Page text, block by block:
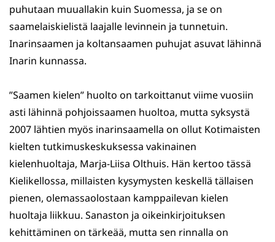
puhutaan muuallakin kuin Suomessa, ja se on
saamelaiskielistä laajalle levinnein ja tunnetuin.
Inarinsaamen ja koltansaamen puhujat asuvat lähinnä
Inarin kunnassa.
”Saamen kielen” huolto on tarkoittanut viime vuosiin
asti lähinnä pohjoissaamen huoltoa, mutta syksystä
2007 lähtien myös inarinsaamella on ollut Kotimaisten
kielten tutkimuskeskuksessa vakinainen
kielenhuoltaja, Marja-Liisa Olthuis. Hän kertoo tässä
Kielikellossa, millaisten kysymysten keskellä tällaisen
pienen, olemassaolostaan kamppailevan kielen
huoltaja liikkuu. Sanaston ja oikeinkirjoituksen
kehittäminen on tärkeää, mutta sen rinnalla on